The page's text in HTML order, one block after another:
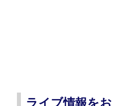
ライブ情報を